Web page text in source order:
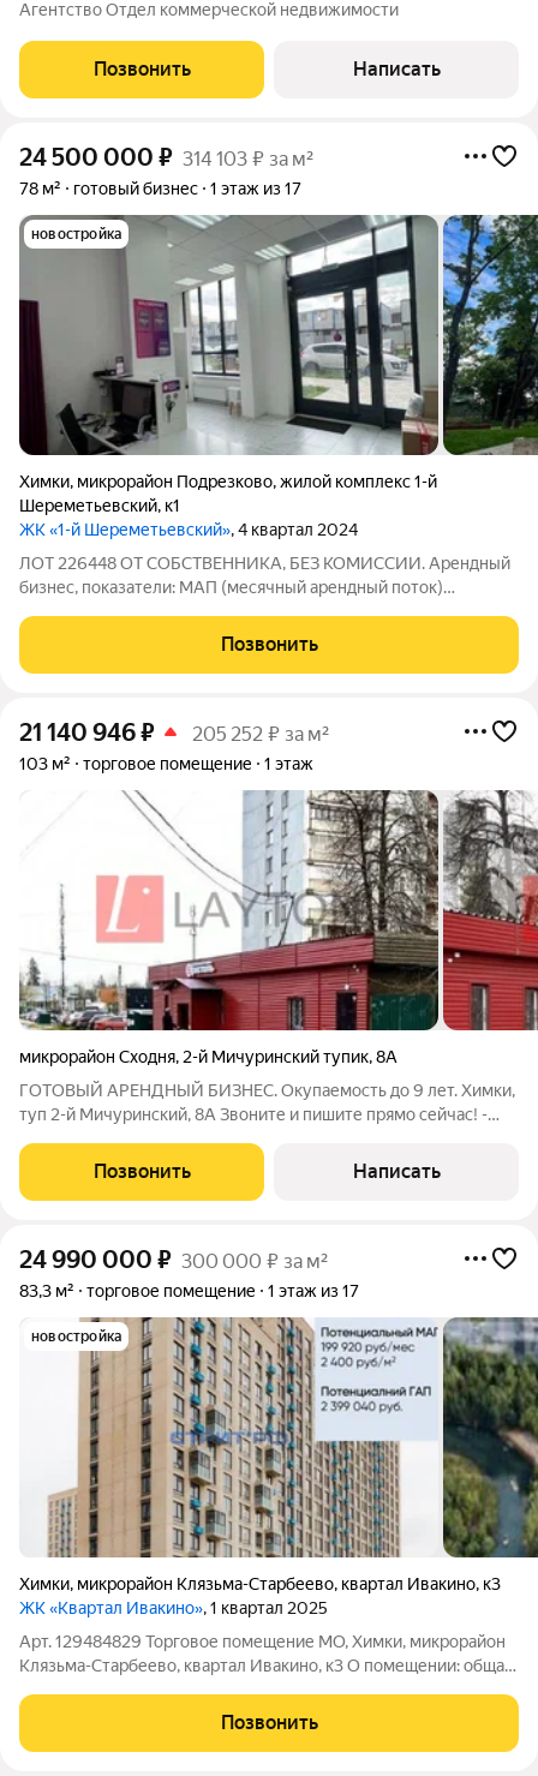
кондиционирование. Пожарная сигнализация. Интернет,
телефония. Охрана. Видеонаблюдение. Система
Агентство Отдел коммерческой недвижимости
Позвонить Написать
24 500 000 ₽ 314 103 ₽ за м²
78 м² готовый бизнес 1 этаж из 17
новостройка
Химки, микрорайон Подрезково,жилой комплекс 1-й
Шереметьевский, к1
ЖК «1-й Шереметьевский», 4 квартал 2024
ЛОТ 226448 ОТ СОБСТВЕННИКА, БЕЗ КОМИССИИ. Арендный
бизнес, показатели: МАП (месячный арендный поток)
помещение 78 кв.м нa первом этаже ЖК 1й Шереметьевский
линия с двумя вхoдaми , oдин нaпpaвлeн в цeнтp
Позвонить
21 140 946₽ 205 252 ₽ за м²
103 м² торговое помещение 1 этаж
микрорайон Сходня, 2-й Мичуринский тупик,8А
ГОТОВЫЙ АРЕНДНЫЙ БИЗНЕС. Окупаемость до 9 лет. Химки,
туп 2-й Мичуринский, 8А Звоните и пишите прямо сейчас! -
(месячный арендный поток): 197 400 руб. - Объект
располагается в окружении крупного
Позвонить Написать
24 990 000 ₽ 300 000 ₽ за м²
83,3 м² торговое помещение 1 этаж из 17
новостройка
Химки, микрорайон Клязьма-Старбеево, квартал Ивакино, к3
ЖК «Квартал Ивакино», 1 квартал 2025
Арт. 129484829 Торговое помещение МО, Химки, микрорайон
Клязьма-Старбеево, квартал Ивакино, к3 О помещении: общая
паркинг сдача в начале 2026г. О локации: густонаселенный
жилой массив развитая
Позвонить